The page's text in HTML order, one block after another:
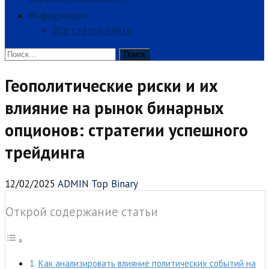
Информация
Все статьи сайта
Найти:
Геополитические риски и их
влияние на рынок бинарных
опционов: стратегии успешного
трейдинга
12/02/2025 ADMIN Top Binary
Открой содержание статьи
Как анализировать влияние политических событий на